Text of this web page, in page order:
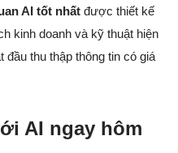
AI tốt nhất được thiết kế
kinh doanh và kỹ thuật hiện
thu thập thông tin có giá
AI ngay hôm